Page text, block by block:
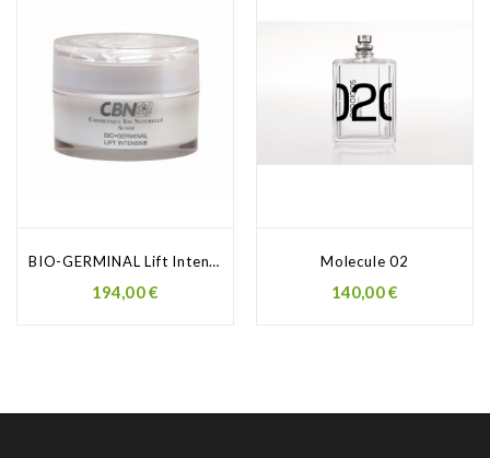
BIO-GERMINAL Lift Intensive
Prezzo
194,00 €
Molecule 02
Prezzo
140,00 €